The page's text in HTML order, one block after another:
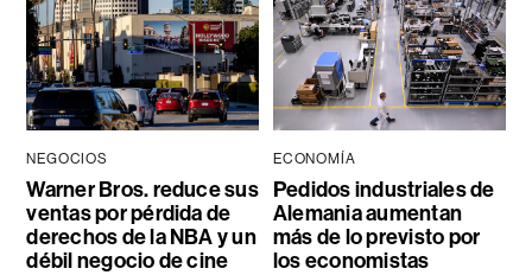
NEGOCIOS
Warner Bros. reduce sus
ventas por pérdida de
derechos de la NBA y un
débil negocio de cine
ECONOMÍA
Pedidos industriales de
Alemania aumentan
más de lo previsto por
los economistas